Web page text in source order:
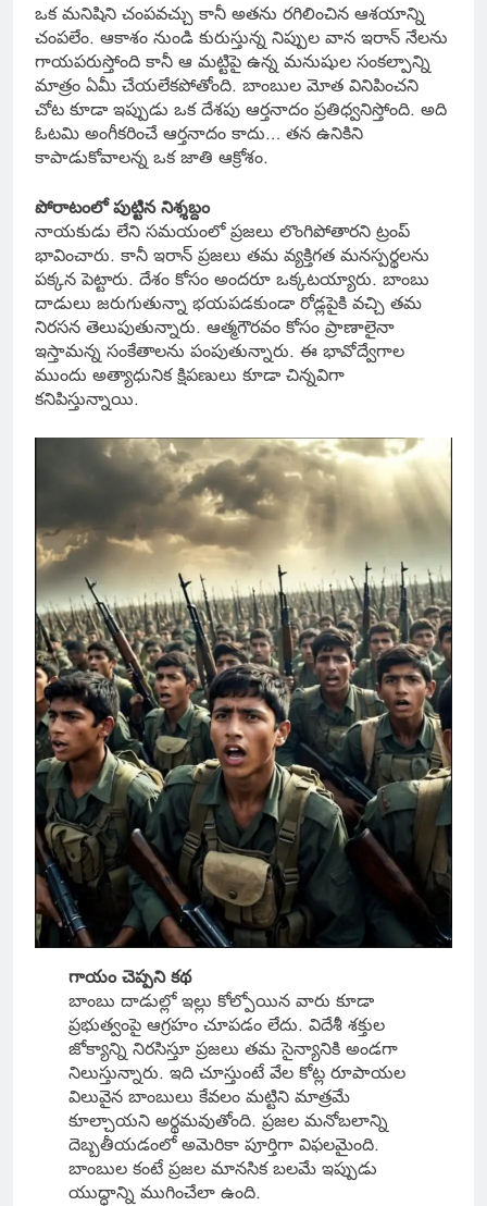
ఒక మనిషిని చంపవచ్చు కానీ అతను రగిలించిన ఆశయాన్ని
చంపలేం. ఆకాశం నుండి కురుస్తున్న నిప్పుల వాన ఇరాన్ నేలను
గాయపరుస్తోంది కానీ ఆ మట్టిపై ఉన్న మనుషుల సంకల్పాన్ని
మాత్రం ఏమీ చేయలేకపోతోంది. బాంబుల మోత వినిపించని
చోట కూడా ఇప్పుడు ఒక దేశపు ఆర్తనాదం ప్రతిధ్వనిస్తోంది. అది
ఓటమి అంగీకరించే ఆర్తనాదం కాదు… తన ఉనికిని
కాపాడుకోవాలన్న ఒక జాతి ఆక్రోశం.
పోరాటంలో పుట్టిన నిశ్శబ్దం
నాయకుడు లేని సమయంలో ప్రజలు లొంగిపోతారని ట్రంప్
భావించారు. కానీ ఇరాన్ ప్రజలు తమ వ్యక్తిగత మనస్పర్థలను
పక్కన పెట్టారు. దేశం కోసం అందరూ ఒక్కటయ్యారు. బాంబు
దాడులు జరుగుతున్నా భయపడకుండా రోడ్లపైకి వచ్చి తమ
నిరసన తెలుపుతున్నారు. ఆత్మగౌరవం కోసం ప్రాణాలైనా
ఇస్తామన్న సంకేతాలను పంపుతున్నారు. ఈ భావోద్వేగాల
ముందు అత్యాధునిక క్షిపణులు కూడా చిన్నవిగా
కనిపిస్తున్నాయి.
గాయం చెప్పని కథ
బాంబు దాడుల్లో ఇల్లు కోల్పోయిన వారు కూడా
ప్రభుత్వంపై ఆగ్రహం చూపడం లేదు. విదేశీ శక్తుల
జోక్యాన్ని నిరసిస్తూ ప్రజలు తమ సైన్యానికి అండగా
నిలుస్తున్నారు. ఇది చూస్తుంటే వేల కోట్ల రూపాయల
విలువైన బాంబులు కేవలం మట్టిని మాత్రమే
కూల్చాయని అర్థమవుతోంది. ప్రజల మనోబలాన్ని
దెబ్బతీయడంలో అమెరికా పూర్తిగా విఫలమైంది.
బాంబుల కంటే ప్రజల మానసిక బలమే ఇప్పుడు
యుద్ధాన్ని ముగించేలా ఉంది.